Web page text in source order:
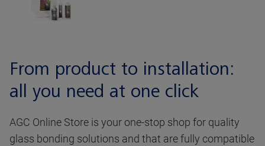
From product to installation:
all you need at one click
AGC Online Store is your one-stop shop for quality
glass bonding solutions and that are fully compatible